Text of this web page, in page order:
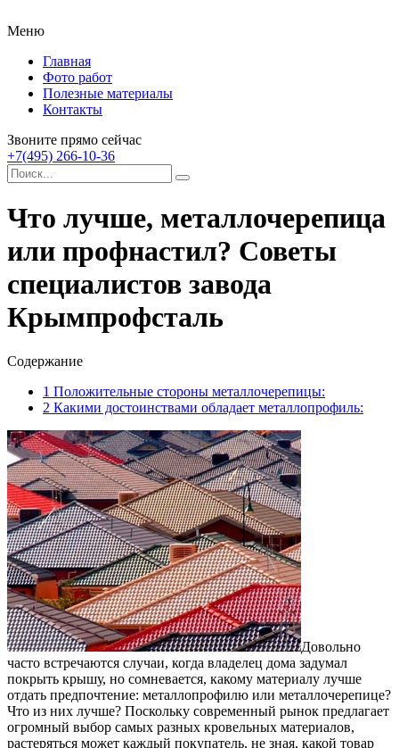
Меню
Главная
Фото работ
Полезные материалы
Контакты
Звоните прямо сейчас
+7(495) 266-10-36
Что лучше, металлочерепица
или профнастил? Советы
специалистов завода
Крымпрофсталь
Содержание
1 Положительные стороны металлочерепицы:
2 Какими достоинствами обладает металлопрофиль:
Довольно
часто встречаются случаи, когда владелец дома задумал
покрыть крышу, но сомневается, какому материалу лучше
отдать предпочтение: металлопрофилю или металлочерепице?
Что из них лучше? Поскольку современный рынок предлагает
огромный выбор самых разных кровельных материалов,
растеряться может каждый покупатель, не зная, какой товар